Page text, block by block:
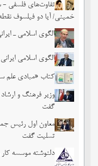
تفاوت‌های فلسفی -
خمینی/ آیا دو فیلسوف
الگوی اسلامی ـ
الگوی اسلامی
کتاب «مبادی علم
وزیر فرهنگ و
گفت
معاون اول رئیس
تسلیت گفت
دلنوشته موسسه